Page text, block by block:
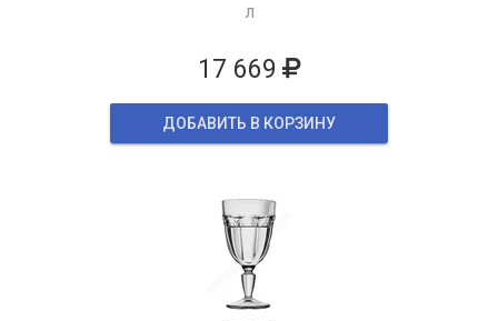
л
17 669
ДОБАВИТЬ В КОРЗИНУ